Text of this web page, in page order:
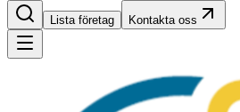
Lista företag Kontakta oss